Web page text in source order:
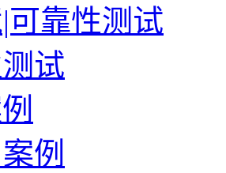
可靠性测试
试
例